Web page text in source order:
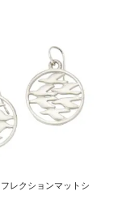
レクションマットシ